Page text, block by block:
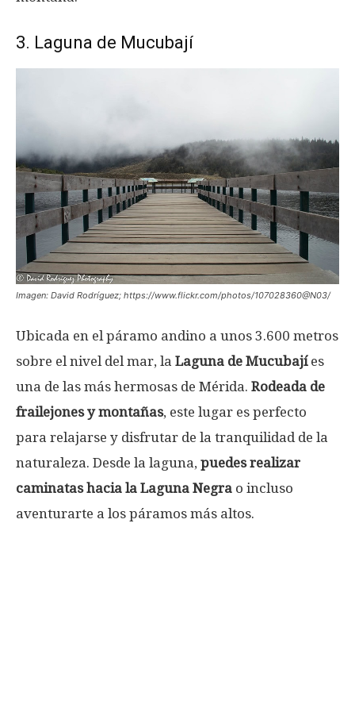
3. Laguna de Mucubají
Imagen: David Rodríguez; https://www.flickr.com/photos/107028360@N03/
Ubicada en el páramo andino a unos 3.600 metros
sobre el nivel del mar, la Laguna de Mucubajíes
una de las más hermosas de Mérida. Rodeada de
frailejones y montañas, este lugar es perfecto
para relajarse y disfrutar de la tranquilidad de la
naturaleza. Desde la laguna, puedes realizar
caminatas hacia la Laguna Negra o incluso
aventurarte a los páramos más altos.